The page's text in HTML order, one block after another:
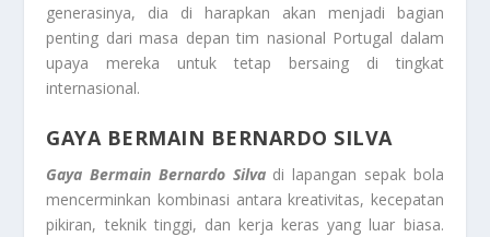
generasinya, dia di harapkan akan menjadi bagian
penting dari masa depan tim nasional Portugal dalam
upaya mereka untuk tetap bersaing di tingkat
internasional.
GAYA BERMAIN BERNARDO SILVA
Gaya Bermain Bernardo Silvadi lapangan sepak bola
mencerminkan kombinasi antara kreativitas, kecepatan
pikiran, teknik tinggi, dan kerja keras yang luar biasa.